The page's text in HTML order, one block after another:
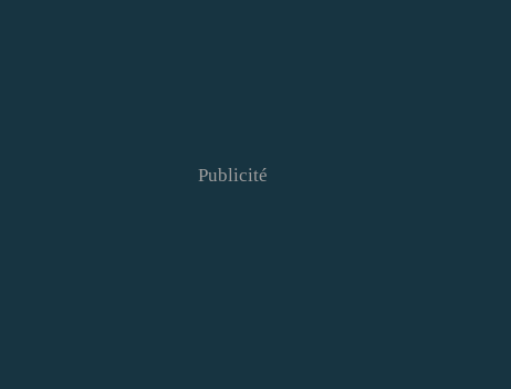
Publicité